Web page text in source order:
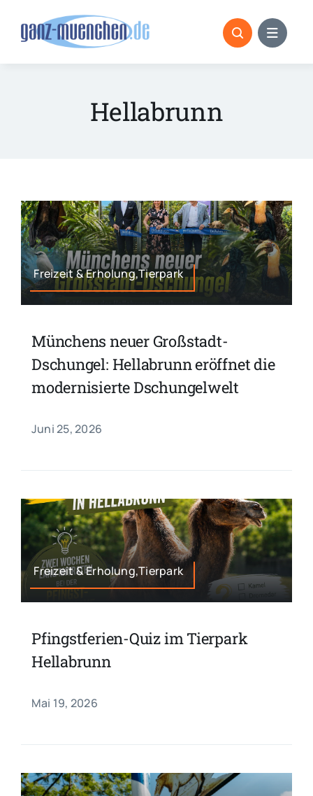
Hellabrunn
Freizeit & Erholung,Tierpark
Münchens neuer Großstadt-
Dschungel: Hellabrunn eröffnet die
modernisierte Dschungelwelt
Juni 25, 2026
Freizeit & Erholung,Tierpark
Pfingstferien-Quiz im Tierpark
Hellabrunn
Mai 19, 2026